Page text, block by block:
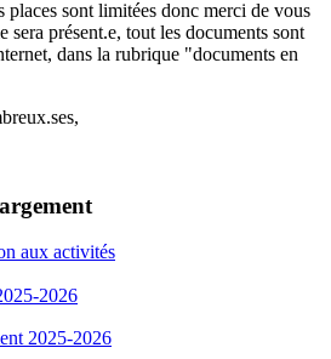
places sont limitées donc merci de vous
présent.e, tout les documents sont
dans la rubrique "documents en
aux activités
2026
2025-2026